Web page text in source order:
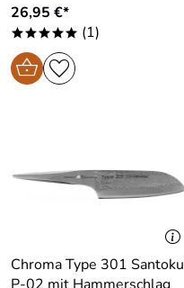
26,95 €*
***** (1)
Chroma Type 301 Santoku